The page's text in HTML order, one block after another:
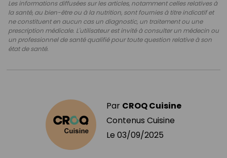
Les informations diffusées sur les articles, notamment celles relatives à
la santé, au bien-être ou à la nutrition, sont fournies à titre indicatif et
ne constituent en aucun cas un diagnostic, un traitement ou une
prescription médicale. L'utilisateur est invité à consulter un médecin ou
un professionnel de santé qualifié pour toute question relative à son
état de santé.
Par CROQ Cuisine
Contenus Cuisine
Le 03/09/2025